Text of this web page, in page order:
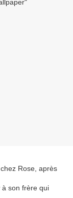
Rose, après
à son frère qui